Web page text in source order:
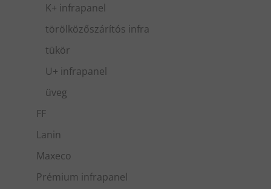
K+ infrapanel
törölközőszárítós infra
tükör
U+ infrapanel
üveg
FF
Lanin
Maxeco
Prémium infrapanel